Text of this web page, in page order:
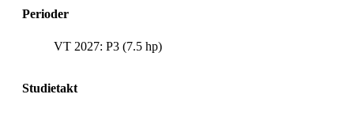
Perioder
VT 2027: P3 (7.5 hp)
Studietakt